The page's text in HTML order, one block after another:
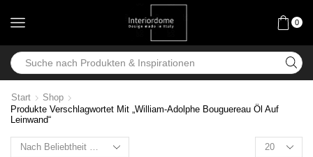
0
Start
Shop
Produkte Verschlagwortet Mit „William-Adolphe Bouguereau Öl Auf
Leinwand“